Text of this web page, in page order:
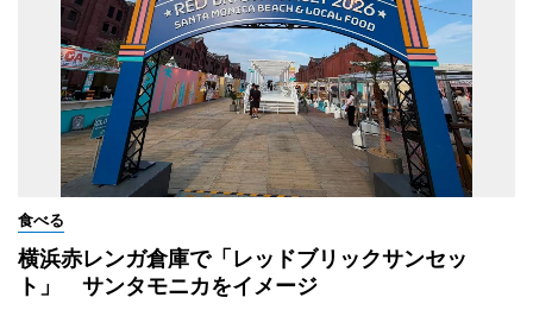
食べる
横浜赤レンガ倉庫で「レッドブリックサンセッ
ト」 サンタモニカをイメージ